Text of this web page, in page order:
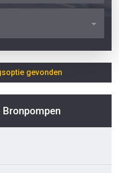
gevonden